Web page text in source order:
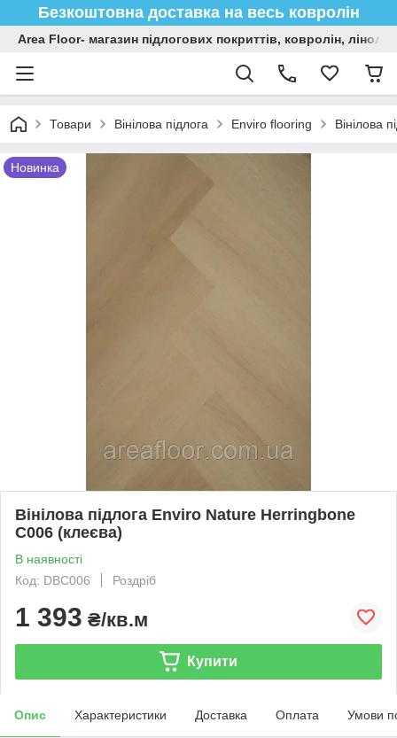
Безкоштовна доставка на весь ковролін
Area Floor- магазин підлогових покриттів, ковролін,
Товари Вінілова підлога Enviro flooring Вінілова
Новинка
Вінілова підлога Enviro Nature Herringbone
C006 (клеєва)
В наявності
Код: DBC006
Роздріб
1 393 ₴/кв.м
Купити
Опис Характеристики Доставка Оплата Умови